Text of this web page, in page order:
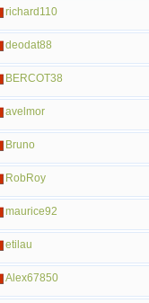
richard110
deodat88
BERCOT38
avelmor
Bruno
RobRoy
maurice92
etilau
Alex67850